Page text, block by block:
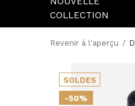
COLLECTION
Revenir à l'aperçu
SOLDES
-50%